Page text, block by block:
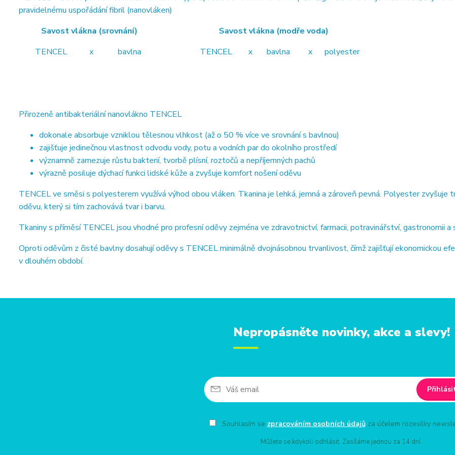
pravidelnému uspořádání fibril (nanovláken)
Savost vlákna (srovnání) Savost vlákna (modře voda)
TENCEL x bavlna TENCEL x bavlna x polyester
Přirozeně antibakteriální nanovlákno TENCEL
dokonale absorbuje vzniklou tělesnou vlhkost (až o 50 % více ve srovnání s bavlnou)
zajišťuje jedinečnou vlastnost odvodu vody, potu a vodních par do okolního prostředí
významně zamezuje růstu bakterií, tvorbě plísní, roztočů a nepříjemných pachů
výrazně posiluje dýchací funkci lidské kůže a zvyšuje komfort nošení oděvu
TENCEL ve směsi s polyesterem využívá výhod obou vláken. Tkanina je lehká, jemná a zároveň pevná. Polyester zvyšuje
oděvu, který si tím zachovává tvar i barvu.
Tkaniny s příměsí TENCEL jsou vhodné pro profesní oděvy zejména ve zdravotnictví, farmacii, potravinářství, gastronomii a
Oproti oděvům z čisté bavlny dosahují oděvy s TENCEL minimálně dvojnásobnou trvanlivost, čímž zajišťují ekonomickou
v dlouhém období.
Nepropásněte novinky, akce a slevy!
Souhlasím se zpracováním osobních údajůza účelem rozesílky
Můžete se kdykoli odhlásit. Zasíláme jednou za 14 dní.